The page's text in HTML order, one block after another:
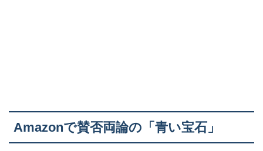
Amazonで賛否両論の「青い宝石」